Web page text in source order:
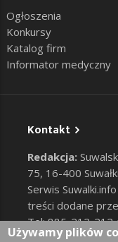
Ogłoszenia
Konkursy
Katalog firm
Informator medyczny
Kontakt
Redakcja:
75, 16-400 Suwałki
Serwis
treści dodane
Tel: 885-212-212
Używamy plików